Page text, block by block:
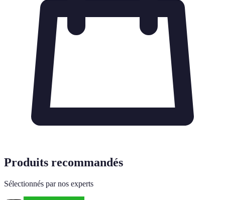
Produits recommandés
Sélectionnés par nos experts